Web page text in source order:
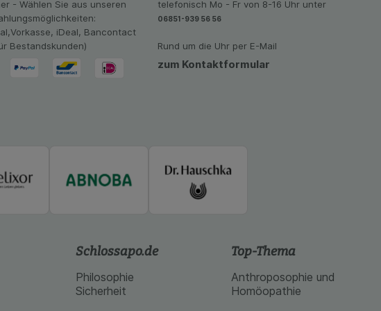
relevant für Sie zu
wie z.B. Google oder soziale
- Wählen Sie aus unseren
iDeal, Bancontact
Bestandskunden)
telefonisch Mo - Fr von 8-16 Uhr unter
06851-939 56 56
Rund um die Uhr per E-Mail
zum Kontaktformular
Schlossapo.de
Philosophie
Sicherheit
Top-Thema
Anthroposophie und
Homöopathie